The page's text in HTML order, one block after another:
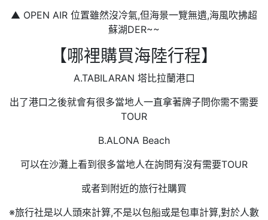
▲ OPEN AIR 位置雖然沒冷氣,但海景一覽無遺,海風吹拂超
蘇湖DER~~
【哪裡購買海陸行程】
A.TABILARAN 塔比拉蘭港口
出了港口之後就會有很多當地人一直拿著牌子問你需不需要
TOUR
B.ALONA Beach
可以在沙灘上看到很多當地人在詢問有沒有需要TOUR
或者到附近的旅行社購買
※旅行社是以人頭來計算,不是以包船或是包車計算,對於人數